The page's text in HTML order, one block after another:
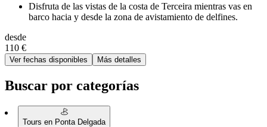
Disfruta de las vistas de la costa de Terceira mientras vas en
barco hacia y desde la zona de avistamiento de delfines.
desde
110 €
Ver fechas disponibles Más detalles
Buscar por categorías
Tours en Ponta Delgada